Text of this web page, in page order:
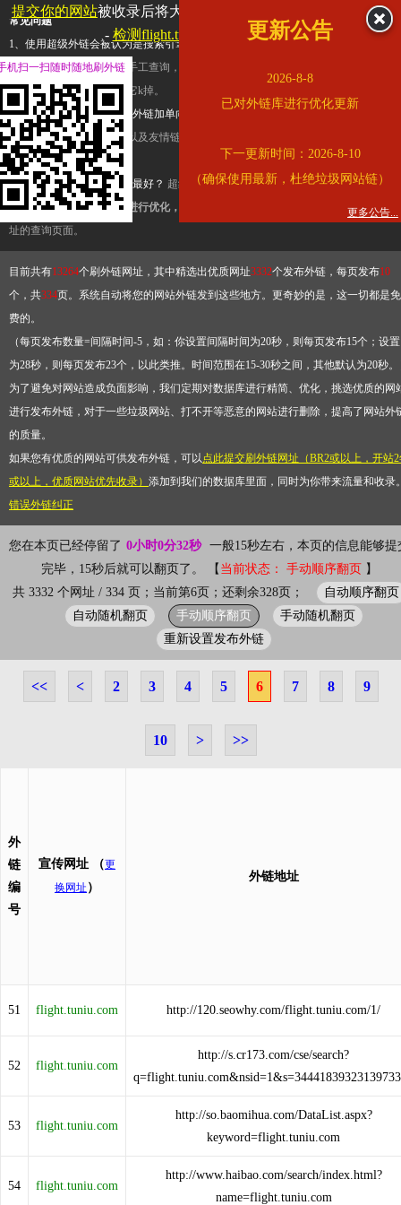
常见问题
1、使用超级外链会被认为是搜索引擎优化作弊吗？ 超级外链只是一个简便而集成
查询工具，模拟的是正常手工查询，不是作弊。如果是作弊，那您可以使用超级外
推广竞争对手的网址，让它k掉。
2、网站优化单纯依靠超级外链加单向链接可行吗？
链，需要结合普通的外链以及友情链接，您可以到站长论坛发布外链，到友情链接
台交换友情链接。
3、如何使用超级外链效果最好？ 超级外链不同于普通的外链，它是动态的链接，
有频繁使用超级外链工具进行优化，才能获得稳定的外链
，最终使搜索引擎收录带
址的查询页面。
目前共有13264个刷外链网址，其中精选出优质网址3332个发布外链，每页发布10
个，共334页。系统自动将您的网站外链发到这些地方。更奇妙的是，这一切都是免
费的。
（每页发布数量=间隔时间-5，如：你设置间隔时间为20秒，则每页发布15个；设置
为28秒，则每页发布23个，以此类推。时间范围在15-30秒之间，其他默认为20秒
为了避免对网站造成负面影响，我们定期对数据库进行精简、优化，挑选优质的网
进行发布外链，对于一些垃圾网站、打不开等恶意的网站进行删除，提高了网站外
的质量。
如果您有优质的网站可供发布外链，可以点此提交刷外链网址（BR2或以上，开站
或以上，优质网站优先收录） 添加到我们的数据库里面，同时为你带来流量和收录
错误外链纠正
您在本页已经停留了 0小时0分32秒 一般15秒左右，本页的信息能够提
完毕，15秒后就可以翻页了。 【 当前状态： 手动顺序翻页 】
共 3332 个网址 / 334 页；当前第6页；还剩余328页；
自动顺序翻页
自动随机翻页
手动顺序翻页
手动随机翻页
重新设置发布外链
<< < 2 3 4 5 6 7 8 9
10 > >>
外
链
编
号
宣传网址 （更
换网址 ）
外链地址
51 flight.tuniu.com http://120.seowhy.com/flight.tuniu.com/1/
52 flight.tuniu.com
http://s.cr173.com/cse/search?
53 flight.tuniu.com
http://so.baomihua.com/DataList.aspx?
keyword=flight.tuniu.com
54 flight.tuniu.com
http://www.haibao.com/search/index.html?
name=flight.tuniu.com
提交你的网站被收录后将大幅提升流量和外链，
查看展示页面
- 检测flight.tuniu.com是否收录更新公告
2026-8-8
已对外链库进行优化更新
下一更新时间：2026-8-10
（确保使用最新，杜绝垃圾网站链）
更多公告...
机扫一扫随时随地刷外链